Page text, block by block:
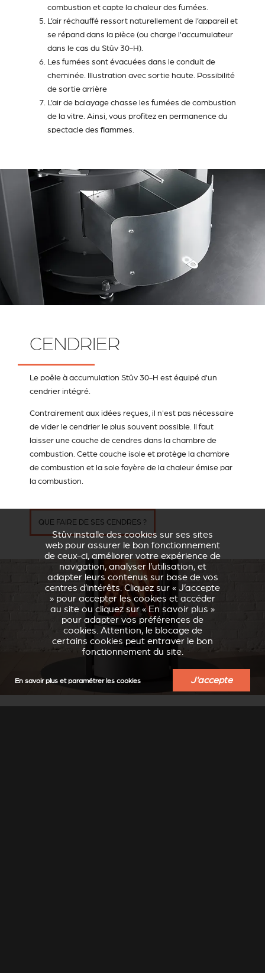
combustion et capte la chaleur des fumées.
L’air réchauffé ressort naturellement de l’appareil et
se répand dans la pièce (ou charge l'accumulateur
dans le cas du Stûv 30-H).
Les fumées sont évacuées dans le conduit de
cheminée. Illustration avec sortie haute. Possibilité
de sortie arrière
L’air de balayage chasse les fumées de combustion
de la vitre. Ainsi, vous profitez en permanence du
spectacle des flammes.
CENDRIER
Le poêle à accumulation Stûv 30-H est équipé d'un
cendrier intégré.
Contrairement aux idées reçues, il n'est pas nécessaire
de vider le cendrier le plus souvent possible. Il faut
laisser une couche de cendres dans la chambre de
combustion. Cette couche isole et protège la chambre
de combustion et la sole foyère de la chaleur émise par
la combustion.
QUE FAIRE DE SES CENDRES ?
Stûv installe des cookies sur ses sites
web pour assurer le bon fonctionnement
de ceux-ci, améliorer votre expérience de
navigation, analyser l’utilisation, et
adapter leurs contenus sur base de vos
centres d’intérêts. Cliquez sur « J’accepte
» pour accepter les cookies et accéder
au site ou cliquez sur « En savoir plus »
pour adapter vos préférences de
cookies. Attention, le blocage de
certains cookies peut entraver le bon
fonctionnement du site.
En savoir plus et paramétrer les cookies J'accepte